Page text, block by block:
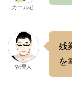
カエル君
管理人
残
を